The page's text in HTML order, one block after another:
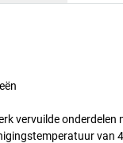
vervuilde
van